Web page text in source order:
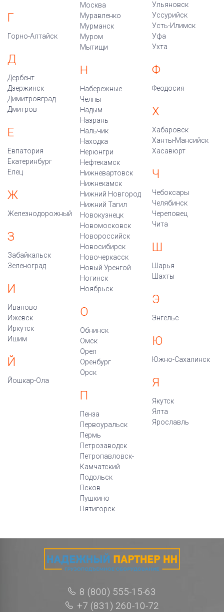
Г
Горно-Алтайск
Д
Дербент
Дзержинск
Димитровград
Дмитров
Е
Евпатория
Екатеринбург
Елец
Ж
Железнодорожный
З
Забайкальск
Зеленоград
И
Иваново
Ижевск
Иркутск
Ишим
Й
Йошкар-Ола
Москва
Муравленко
Мурманск
Муром
Мытищи
Н
Набережные
Челны
Надым
Назрань
Нальчик
Находка
Нерюнгри
Нефтекамск
Нижневартовск
Нижнекамск
Нижний Новгород
Нижний Тагил
Новокузнецк
Новомосковск
Новороссийск
Новосибирск
Новочеркасск
Новый Уренгой
Ногинск
Ноябрьск
О
Обнинск
Омск
Орел
Оренбург
Орск
П
Пенза
Первоуральск
Пермь
Петрозаводск
Петропавловск-
Камчатский
Подольск
Псков
Пушкино
Пятигорск
Ульяновск
Уссурийск
Усть-Илимск
Уфа
Ухта
Ф
Феодосия
Х
Хабаровск
Ханты-Мансийск
Хасавюрт
Ч
Чебоксары
Челябинск
Череповец
Чита
Ш
Шарья
Шахты
Э
Энгельс
Ю
Южно-Сахалинск
Я
Якутск
Ялта
Ярославль
8 (800) 555-15-63
+7 (831) 260-10-72